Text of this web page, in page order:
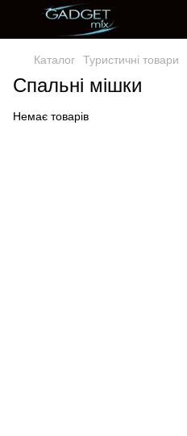
Каталог Туристичні товари
Спальні мішки
Немає товарів